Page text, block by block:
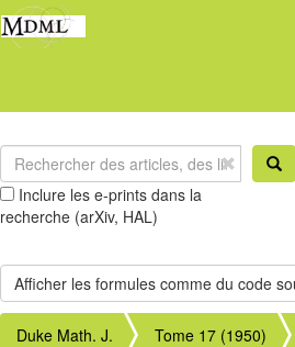
Inclure les e-prints dans la
recherche (arXiv, HAL)
Duke Math. J. Tome 17 (1950)